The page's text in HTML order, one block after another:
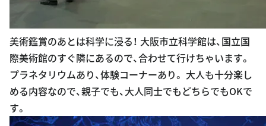
美術鑑賞のあとは科学に浸る！ 大阪市立科学館は、国立国
際美術館のすぐ隣にあるので、合わせて行けちゃいます。
プラネタリウムあり、体験コーナーあり。 大人も十分楽し
める内容なので、親子でも、大人同士でもどちらでもOKで
す。